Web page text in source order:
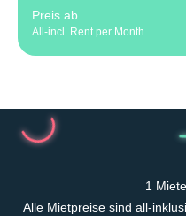
Preis ab
All-incl. Rent per Month
1
Alle Mietpreise sind all-